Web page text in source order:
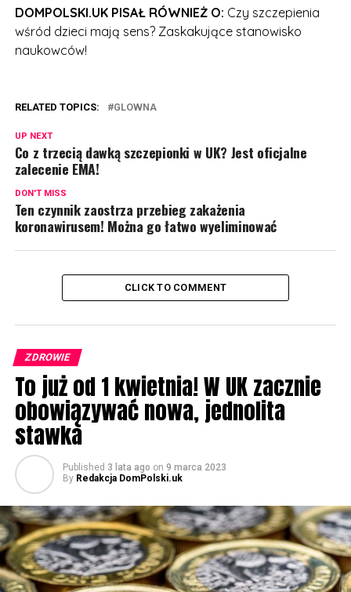
DOMPOLSKI.UK PISAŁ RÓWNIEŻ O: Czy szczepienia
wśród dzieci mają sens? Zaskakujące stanowisko
naukowców!
RELATED TOPICS: GLOWNA
UP NEXT
Co z trzecią dawką szczepionki w UK? Jest oficjalne
zalecenie EMA!
DON'T MISS
Ten czynnik zaostrza przebieg zakażenia
koronawirusem! Można go łatwo wyeliminować
CLICK TO COMMENT
ZDROWIE
To już od 1 kwietnia! W UK zacznie
obowiązywać nowa, jednolita
stawka
Published 3 lata ago on 9 marca 2023
By Redakcja DomPolski.uk